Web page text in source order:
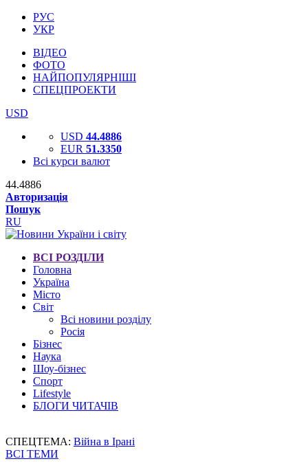
РУС
УКР
ВІДЕО
ФОТО
НАЙПОПУЛЯРНІШІ
СПЕЦПРОЕКТИ
USD
USD 44.4886
EUR 51.3350
Всі курси валют
44.4886
Авторизація
Пошук
RU
ВСІ РОЗДІЛИ
Головна
Україна
Місто
Світ
Всі новини розділу
Росія
Бізнес
Наука
Шоу-бізнес
Спорт
Lifestyle
БЛОГИ ЧИТАЧІВ
СПЕЦТЕМА: Війна в Ірані
ВСІ ТЕМИ